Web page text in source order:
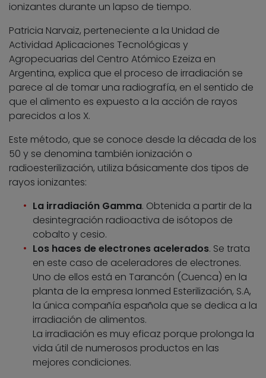
ionizantes durante un lapso de tiempo.
Patricia Narvaiz, perteneciente a la Unidad de
Actividad Aplicaciones Tecnológicas y
Agropecuarias del Centro Atómico Ezeiza en
Argentina, explica que el proceso de irradiación se
parece al de tomar una radiografía, en el sentido de
que el alimento es expuesto a la acción de rayos
parecidos a los X.
Este método, que se conoce desde la década de los
50 y se denomina también ionización o
radioesterilización, utiliza básicamente dos tipos de
rayos ionizantes:
La irradiación Gamma. Obtenida a partir de la
desintegración radioactiva de isótopos de
cobalto y cesio.
Los haces de electrones acelerados. Se trata
en este caso de aceleradores de electrones.
Uno de ellos está en Tarancón (Cuenca) en la
planta de la empresa Ionmed Esterilización, S.A,
la única compañía española que se dedica a la
irradiación de alimentos.
La irradiación es muy eficaz porque prolonga la
vida útil de numerosos productos en las
mejores condiciones.